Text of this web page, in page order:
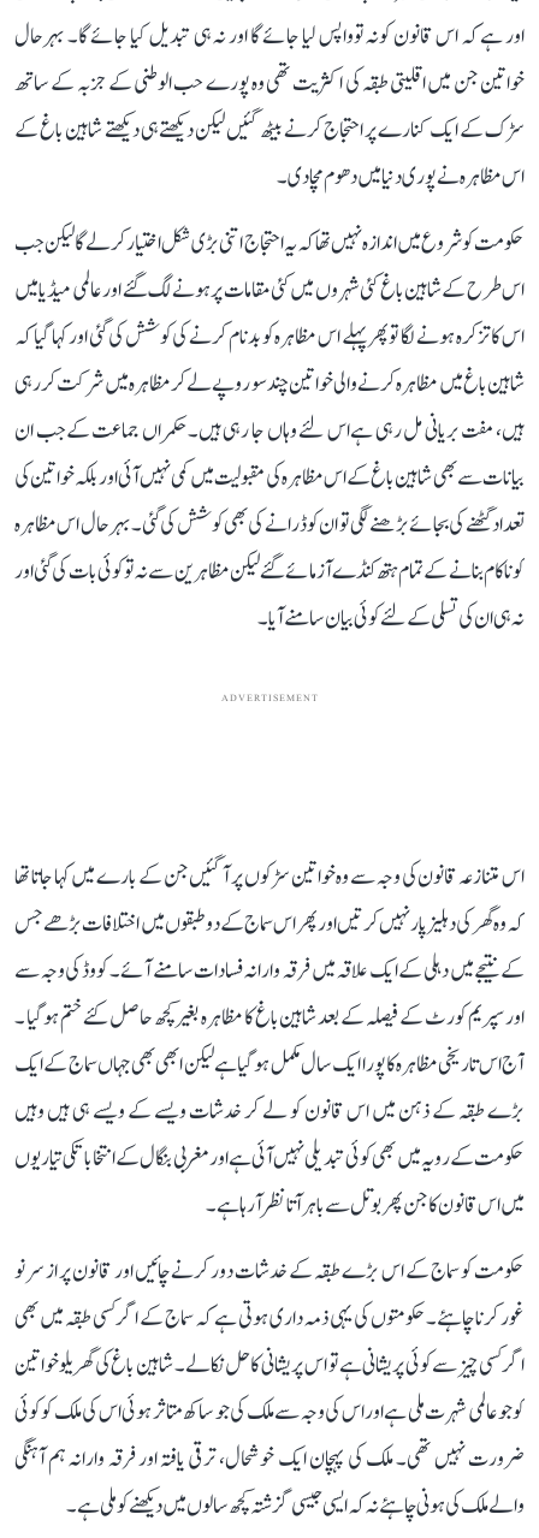
اور ہے کہ اس قانون کونہ توواپس لیا جائے گا اور نہ ہی تبدیل کیا جائے گا۔ بہرحال
خواتین جن میں اقلیتی طبقہ کی اکثریت تھی وہ پورے حب الوطنی کے جزبہ کے ساتھ
سڑک کے ایک کنارے پر احتجاج کرنے بیٹھ گئیں لیکن دیکھتےہی دیکھتے شاہین باغ کے
اس مظاہرہ نے پوری دنیا میں دھوم مچا دی۔
حکومت کوشروع میں اندازہ نہیں تھاکہ یہ احتجاج اتنی بڑی شکل اختیار کر لےگا لیکن جب
اس طرح کےشاہین باغ کئی شہروں میں کئی مقامات پر ہونے لگ گئے اور عالمی میڈیا میں
اس کا تزکرہ ہونے لگا تو پھر پہلے اس مظاہرہ کو بدنام کرنے کی کوشش کی گئی اور کہا گیا کہ
شاہین باغ میں مظاہرہ کرنے والی خواتین چند سو روپے لے کر مظاہرہ میں شرکت کر رہی
ہیں، مفت بریانی مل رہی ہےاس لئے وہاں جا رہی ہیں۔حکمراں جماعت کےجب ان
بیانات سے بھی شاہین باغ کے اس مظاہرہ کی مقبولیت میں کمی نہیں آئی اور بلکہ خواتین کی
تعداد گھٹنے کی بجائے بڑھنے لگی تو ان کو ڈرانے کی بھی کوشش کی گئی۔بہرحال اس مظاہرہ
کو ناکام بنانے کے تمام ہتھ کنڈےآزمائےگئے لیکن مظاہرین سے نہ تو کوئی بات کی گئی اور
نہ ہی ان کی تسلی کےلئے کوئی بیان سامنے آیا۔
ADVERTISEMENT
اس متنازعہ قانون کی وجہ سے وہ خواتین سڑکوں پر آ گئیں جن کے بارے میں کہا جاتا تھا
کہ وہ گھر کی دہلیز پار نہیں کرتیں اورپھر اس سماج کے دو طبقوں میں اختلافات بڑھے جس
کے نتیجے میں دہلی کےایک علاقہ میں فرقہ وارانہ فسادات سامنے آئے۔ کووڈ کی وجہ سے
اور سپریم کورٹ کے فیصلہ کے بعد شاہین باغ کا مظاہرہ بغیرکچھ حاصل کئے ختم ہوگیا ۔
آج اس تاریخی مظاہرہ کا پورا ایک سال مکمل ہو گیا ہے لیکن ابھی بھی جہاں سماج کے ایک
بڑے طبقہ کے ذہن میں اس قانون کو لے کر خدشات ویسے کے ویسے ہی ہیں وہیں
حکومت کے رویہ میں بھی کوئی تبدیلی نہیں آئی ہے اور مغربی بنگال کے انتخاباتکی تیاریوں
میں اس قانون کا جن پھر بوتل سے باہر آتا نظر آ رہاہے۔
حکومت کو سماج کے اس بڑے طبقہ کے خدشات دور کرنے چائیں اور قانون پر از سر نو
غور کرنا چاہئے۔حکومتوں کی یہی ذمہ داری ہوتی ہے کہ سماج کے اگر کسی طبقہ میں بھی
اگر کسی چیز سےکوئی پریشانی ہےتو اس پریشانی کاحل نکالے۔ شاہین باغ کی گھریلوخواتین
کوجو عالمی شہرت ملی ہےاور اس کی وجہ سے ملک کی جو ساکھ متاثر ہوئی اس کی ملک کو کوئی
ضرورت نہیں تھی۔ ملک کی پہچان ایک خوشحال، ترقی یافتہ اور فرقہ وارانہ ہم آہنگی
والے ملک کی ہونی چاہئے نہ کہ ایسی جیسی گزشتہ کچھ سالوں میں دیکھنے کو ملی ہے۔